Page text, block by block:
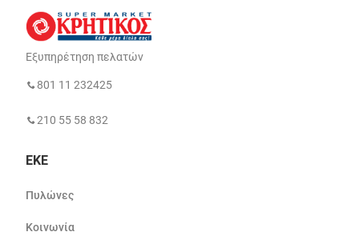
Εξυπηρέτηση πελατών
801 11 232425
210 55 58 832
ΕΚΕ
Πυλώνες
Κοινωνία